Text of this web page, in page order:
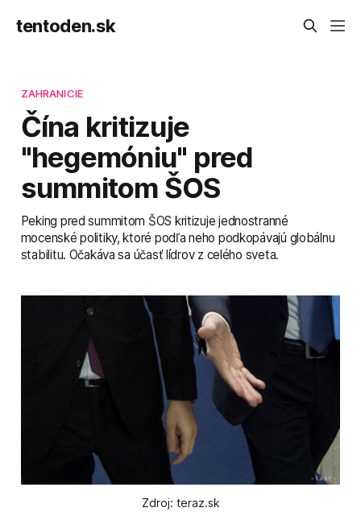
tentoden.sk
ZAHRANICIE
Čína kritizuje
"hegemóniu" pred
summitom ŠOS
Peking pred summitom ŠOS kritizuje jednostranné
mocenské politiky, ktoré podľa neho podkopávajú globálnu
stabilitu. Očakáva sa účasť lídrov z celého sveta.
Zdroj: teraz.sk